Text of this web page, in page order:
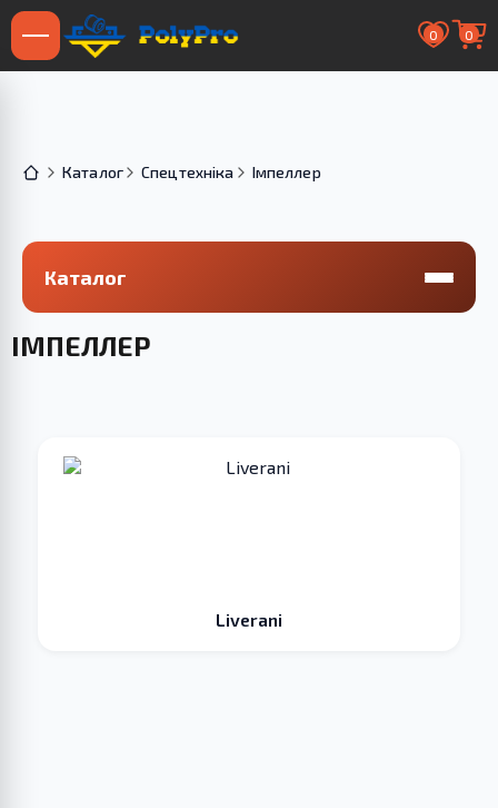
0 0
Каталог Спецтехніка Імпеллер
Каталог
ІМПЕЛЛЕР
Liverani